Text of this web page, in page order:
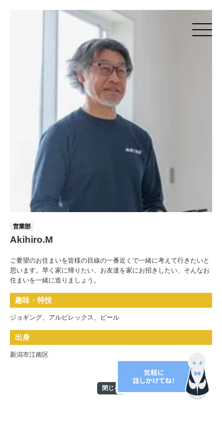
営業部
Akihiro.M
ご要望のお住まいを皆様の目線の一番近くで一緒に考えて行きたいと
思います。早く家に帰りたい、お友達を家にお招きしたい、そんなお
住まいを一緒に造りましょう。
趣味・特技
ジョギング、アルビレックス、ビール
出身
新潟市江南区
閉じる